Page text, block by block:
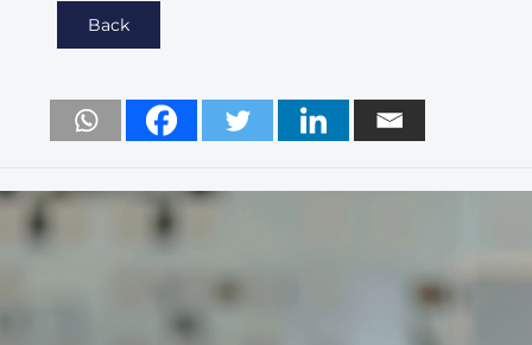
Back